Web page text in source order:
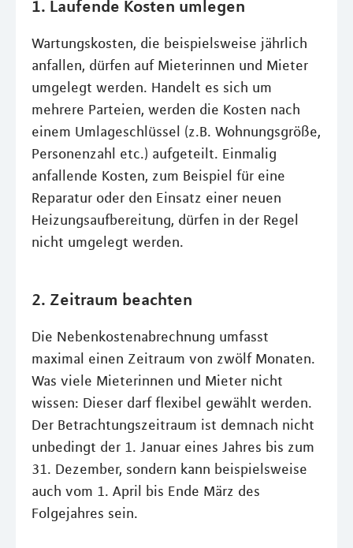
1. Laufende Kosten umlegen
Wartungskosten, die beispielsweise jährlich
anfallen, dürfen auf Mieterinnen und Mieter
umgelegt werden. Handelt es sich um
mehrere Parteien, werden die Kosten nach
einem Umlageschlüssel (z.B. Wohnungsgröße,
Personenzahl etc.) aufgeteilt. Einmalig
anfallende Kosten, zum Beispiel für eine
Reparatur oder den Einsatz einer neuen
Heizungsaufbereitung, dürfen in der Regel
nicht umgelegt werden.
2. Zeitraum beachten
Die Nebenkostenabrechnung umfasst
maximal einen Zeitraum von zwölf Monaten.
Was viele Mieterinnen und Mieter nicht
wissen: Dieser darf flexibel gewählt werden.
Der Betrachtungszeitraum ist demnach nicht
unbedingt der 1. Januar eines Jahres bis zum
31. Dezember, sondern kann beispielsweise
auch vom 1. April bis Ende März des
Folgejahres sein.